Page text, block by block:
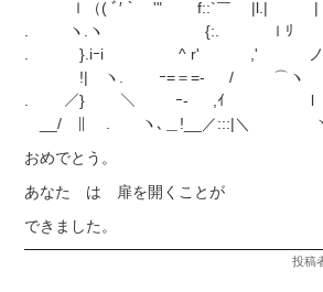
ｌ（( ﾞ′｀￣'" f::`￣
. ヽ.ヽ {:. ｌﾘ
. }.iｰi ^ r' ,'
!| ヽ. ｰ=＝=- / ⌒ヽ
. ／} ＼ ｰ‐ ,ｲ l
__/ ∥ . ヽ､＿!__／:::|＼
おめでとう。
あなた は 扉を開くことが
できました。
投稿